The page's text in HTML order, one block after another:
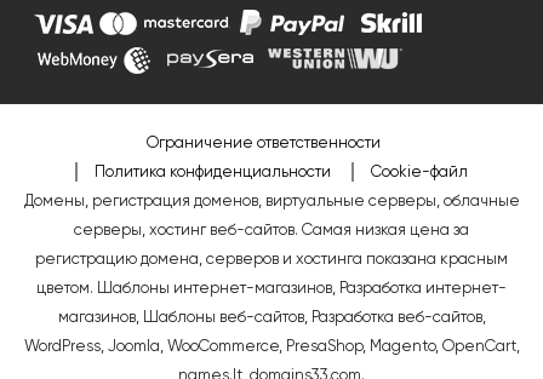
Ограничение ответственности
Политика конфиденциальности
Cookie-файл
Домены, регистрация доменов, виртуальные серверы, облачные
серверы, хостинг веб-сайтов. Самая низкая цена за
регистрацию домена, серверов и хостинга показана красным
цветом. Шаблоны интернет-магазинов, Разработка интернет-
магазинов, Шаблоны веб-сайтов, Разработка веб-сайтов,
WordPress, Joomla, WooCommerce, PresaShop, Magento, OpenCart,
names.lt domains33.com.